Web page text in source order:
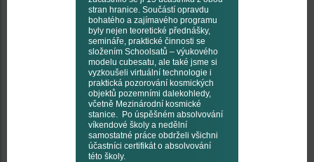
stran hranice. Součástí opravdu
bohatého a zajímavého programu
byly nejen teoretické přednášky,
semináře, praktické činnosti se
složením Schoolsatů – výukového
modelu cubesatu, ale také jsme si
vyzkoušeli virtuální technologie i
praktická pozorování kosmických
objektů pozemními dalekohledy,
včetně Mezinárodní kosmické
stanice. Po úspěšném absolvování
víkendové školy a nedělní
samostatné práce obdrželi všichni
účastníci certifikát o absolvování
této školy.